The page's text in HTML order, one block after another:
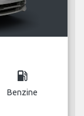
local_gas_station
Benzine